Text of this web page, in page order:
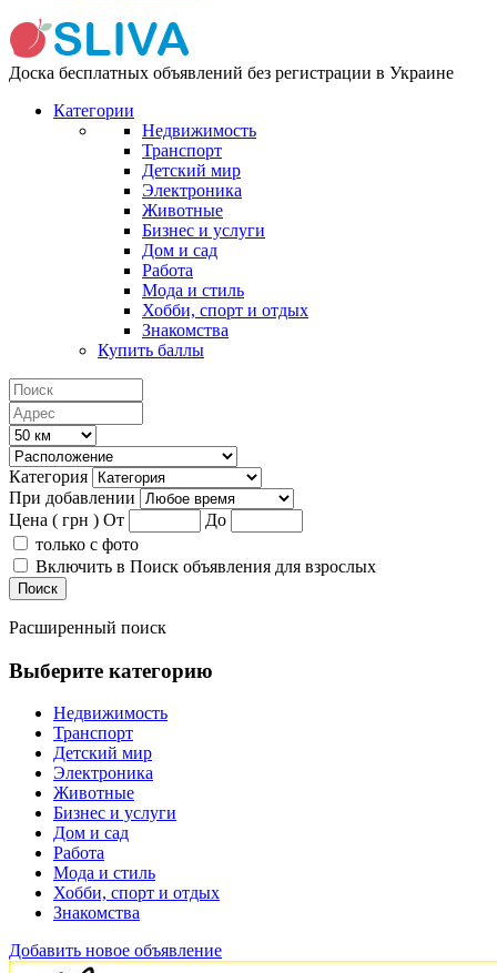
Доска бесплатных объявлений без регистрации в Украине
Категории
Недвижимость
Транспорт
Детский мир
Электроника
Животные
Бизнес и услуги
Дом и сад
Работа
Мода и стиль
Хобби, спорт и отдых
Знакомства
Купить баллы
Категория
При добавлении
Цена ( грн ) От
До
только с фото
Включить в Поиск объявления для взрослых
Поиск
Расширенный поиск
Выберите категорию
Недвижимость
Транспорт
Детский мир
Электроника
Животные
Бизнес и услуги
Дом и сад
Работа
Мода и стиль
Хобби, спорт и отдых
Знакомства
Добавить новое объявление